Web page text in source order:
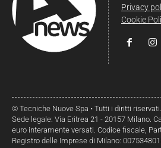
Privacy
Cookie
© Tecniche Nuove Spa • Tutti i diritti riservati.
Sede legale: Via Eritrea 21 - 20157 Milano.
euro interamente versati. Codice fiscale,
Registro delle Imprese di Milano: